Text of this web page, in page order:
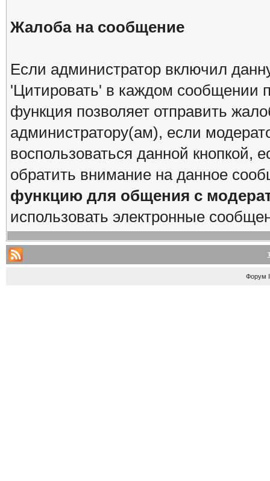
Жалоба на сообщение
Если администратор включил
'Цитировать' в каждом сообщении
функция позволяет отправить
администратору(ам), если
воспользоваться данной кнопкой,
обратить внимание на данное
функцию для общения с
использовать электронные
Форум